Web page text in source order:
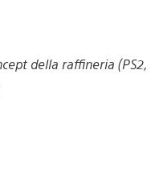
della raffineria (PS2,